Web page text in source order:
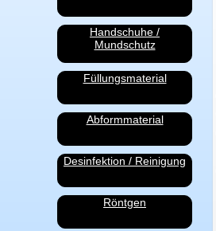
Handschuhe /
Mundschutz
Füllungsmaterial
Abformmaterial
Desinfektion / Reinigung
Röntgen